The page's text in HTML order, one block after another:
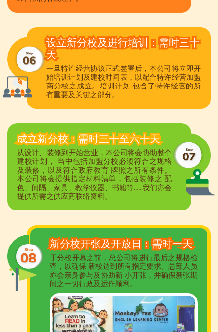
设立新分校及进行培训：需时三十
天
一旦特许经营协议正式签署后，本公司将立即开
始培训计划及建校时间表，以配合特许经营加盟
商分校之成立。培训计划 包含了特许经营的所
有重要及关键之部分。
成立新分校：需时三十至六十天
从设计、装修到开始营业，本公司将会协助整个
建校计划， 当中包括加盟分校必须符合之规格
及装修，以及符合政府教育 牌照之所有条件。
本公司将会提供指定材料清单，包括装修之 配
色、间隔、家具、教学仪器、书籍等......我们亦会
提供所需之供应商联络资料。
新分校开张及开放日：需时一天
于分校开幕之前，总公司将进行最后之规格检
查，以确保 新校达到所有指定要求。总部人员
亦会亲身参与及协助新 小开张，并确保新张期
间之一切行政及运作顺利。